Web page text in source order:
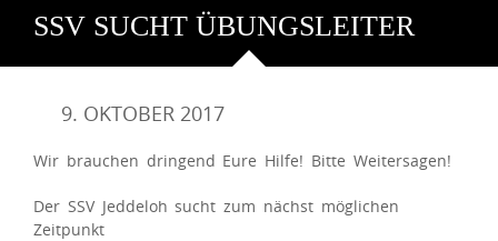
SSV SUCHT ÜBUNGSLEITER
9. OKTOBER 2017
Wir brauchen dringend Eure Hilfe! Bitte Weitersagen!
Der SSV Jeddeloh sucht zum nächst möglichen
Zeitpunkt